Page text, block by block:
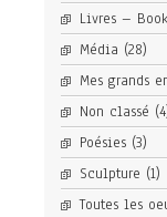
Livres –
Média (28)
Mes grands
Non classé
Poésies (3)
Sculpture (1)
Toutes les